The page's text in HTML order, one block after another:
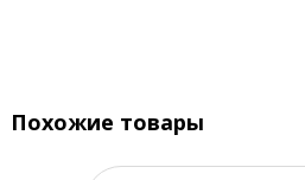
Похожие товары